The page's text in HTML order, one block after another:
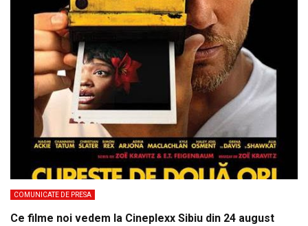
COMUNICATE DE PRESA
Ce filme noi vedem la Cineplexx Sibiu din 24 august